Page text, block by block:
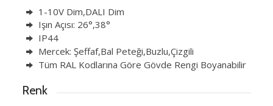
1-10V Dim,DALI Dim
Işın Açısı: 26°,38°
IP44
Mercek: Şeffaf,Bal Peteği,Buzlu,Çizgili
Tüm RAL Kodlarına Göre Gövde Rengi Boyanabilir
Renk